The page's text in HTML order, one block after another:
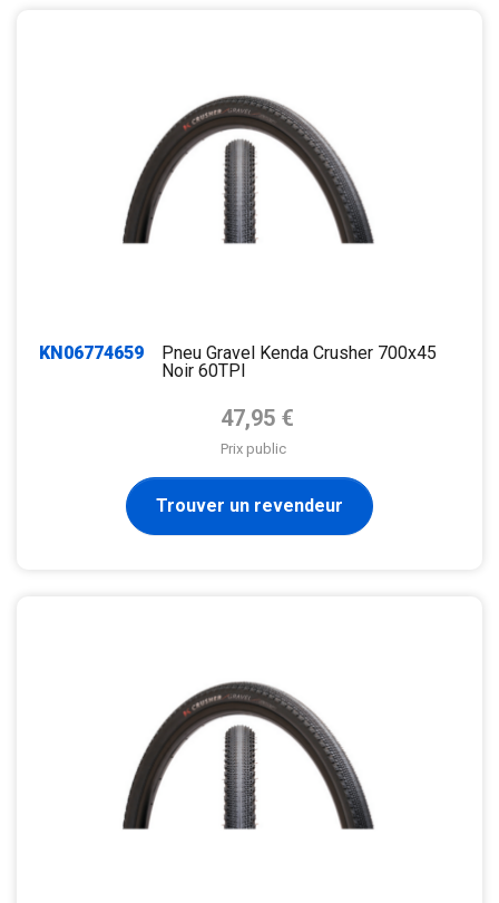
KN06774659
Pneu Gravel Kenda Crusher 700x45
Noir 60TPI
Prix de base
47,95 €
Prix public
Trouver un revendeur